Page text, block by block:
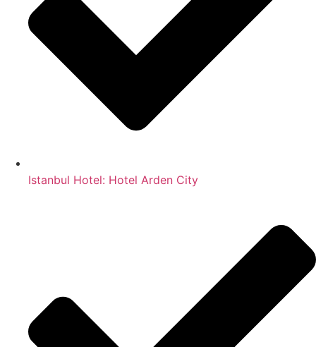
Istanbul Hotel: Hotel Arden City